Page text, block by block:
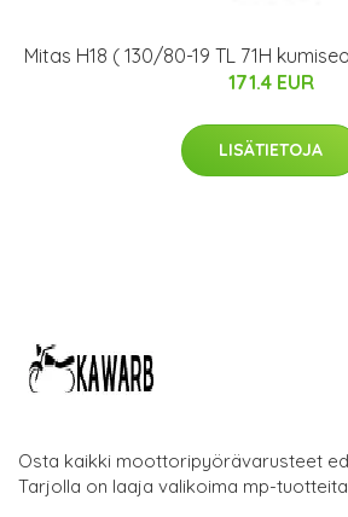
Mitas H18 ( 130/80-19 TL 71H
171.4 EUR
LISÄTIETOJA
Osta kaikki moottoripyörävarusteet
Tarjolla on laaja valikoima mp-